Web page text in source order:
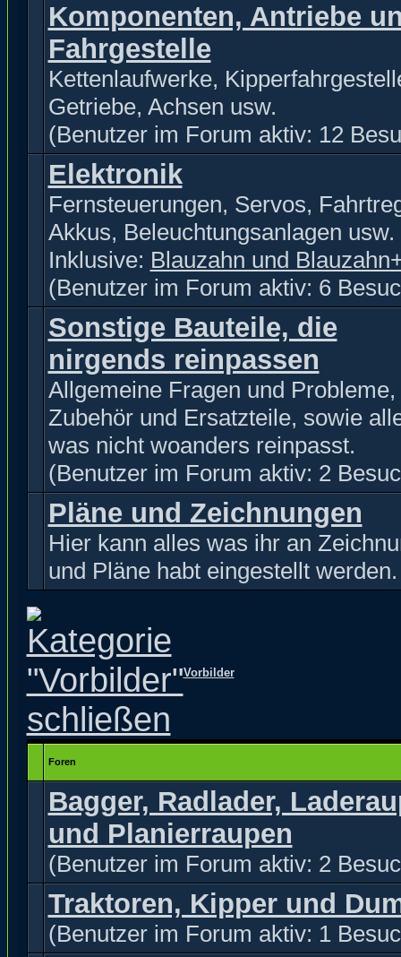
Komponenten, Antriebe
Fahrgestelle
Kettenlaufwerke,
Getriebe, Achsen usw.
(Benutzer im Forum aktiv: 12
Elektronik
Fernsteuerungen, Servos,
Akkus, Beleuchtungsanlagen usw.
Inklusive: Blauzahn und
(Benutzer im Forum aktiv: 6
Sonstige Bauteile, die
nirgends reinpassen
Allgemeine Fragen und Probleme,
Zubehör und Ersatzteile, sowie
was nicht woanders reinpasst.
(Benutzer im Forum aktiv: 2
Pläne und Zeichnungen
Hier kann alles was ihr an
und Pläne habt eingestellt werden.
Vorbilder
Foren
Bagger, Radlader,
und Planierraupen
(Benutzer im Forum aktiv: 2
Traktoren, Kipper und
(Benutzer im Forum aktiv: 1